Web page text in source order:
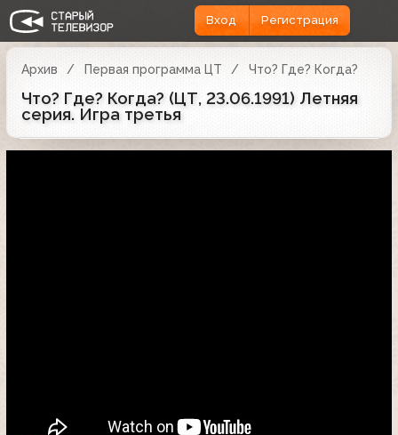
Вход Регистрация
Архив Первая программа ЦТ Что? Где? Когда?
Что? Где? Когда? (ЦТ, 23.06.1991) Летняя
серия. Игра третья